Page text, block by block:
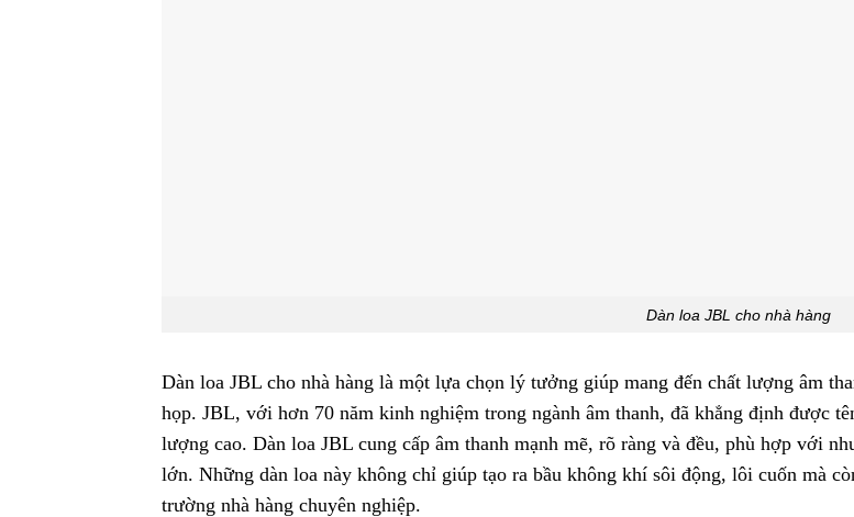
Dàn loa JBL cho nhà hàng
Dàn loa JBL cho nhà hàng là một lựa chọn lý tưởng giúp mang đến chất lượng âm
họp. JBL, với hơn 70 năm kinh nghiệm trong ngành âm thanh, đã khẳng định được
lượng cao. Dàn loa JBL cung cấp âm thanh mạnh mẽ, rõ ràng và đều, phù hợp với
lớn. Những dàn loa này không chỉ giúp tạo ra bầu không khí sôi động, lôi cuốn mà
trường nhà hàng chuyên nghiệp.